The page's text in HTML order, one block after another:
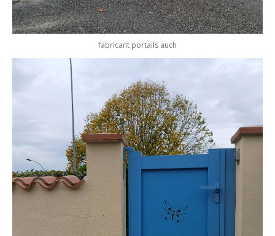
fabricant portails auch